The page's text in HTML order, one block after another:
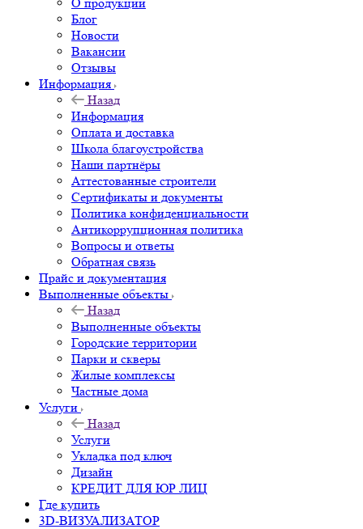
Блог
Новости
Вакансии
Отзывы
Информация
Назад
Информация
Оплата и доставка
Школа благоустройства
Наши партнёры
Аттестованные строители
Сертификаты и документы
Политика конфиденциальности
Антикоррупционная политика
Вопросы и ответы
Обратная связь
Прайс и документация
Выполненные объекты
Назад
Выполненные объекты
Городские территории
Парки и скверы
Жилые комплексы
Частные дома
Услуги
Назад
Услуги
Укладка под ключ
Дизайн
КРЕДИТ ДЛЯ ЮР ЛИЦ
Где купить
3D-ВИЗУАЛИЗАТОР